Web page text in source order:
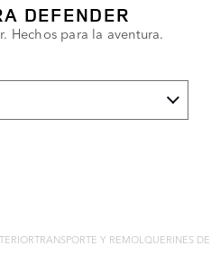
DEFENDER
Hechos para la aventura.
TRANSPORTE Y REMOLQUERINES